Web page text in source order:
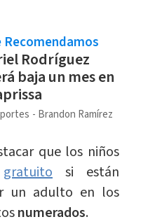
Recomendamos
Rodríguez
baja un mes en
Brandon Ramírez
que los niños
gratuito si están
un adulto en los
numerados.